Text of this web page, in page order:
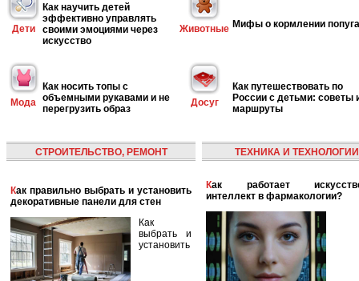
Дети
Как научить детей
эффективно управлять
своими эмоциями через
искусство
Животные Мифы о кормлении
Мода
Как носить топы с
объемными рукавами и не
перегрузить образ
Досуг
Как путешествовать по
России с детьми: советы
маршруты
СТРОИТЕЛЬСТВО, РЕМОНТ
Как правильно выбрать и установить
декоративные панели для стен
Как
выбрать и
установить
ТЕХНИКА И ТЕХНОЛОГИИ
Как работает искусственный
интеллект в фармакологии?